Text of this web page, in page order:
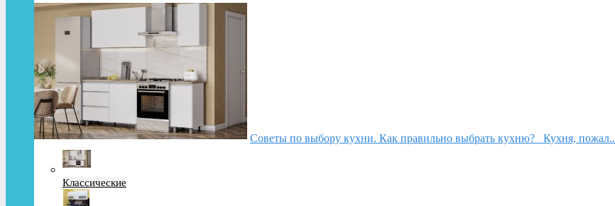
Советы по выбору кухни. Как правильно выбрать кухню? Кухня, пожал..
Классические